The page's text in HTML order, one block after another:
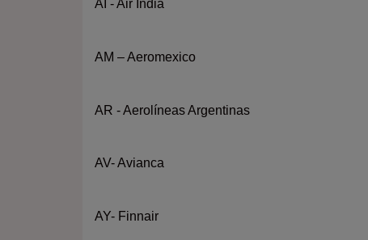
AI - Air India
AM – Aeromexico
AR - Aerolíneas Argentinas
AV- Avianca
AY- Finnair